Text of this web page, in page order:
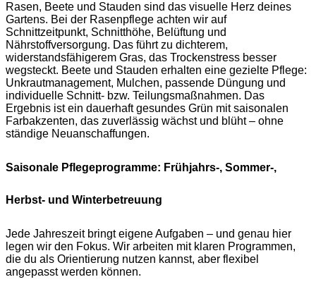
Rasen, Beete und Stauden sind das visuelle Herz deines
Gartens. Bei der Rasenpflege achten wir auf
Schnittzeitpunkt, Schnitthöhe, Belüftung und
Nährstoffversorgung. Das führt zu dichterem,
widerstandsfähigerem Gras, das Trockenstress besser
wegsteckt. Beete und Stauden erhalten eine gezielte Pflege:
Unkrautmanagement, Mulchen, passende Düngung und
individuelle Schnitt- bzw. Teilungsmaßnahmen. Das
Ergebnis ist ein dauerhaft gesundes Grün mit saisonalen
Farbakzenten, das zuverlässig wächst und blüht – ohne
ständige Neuanschaffungen.
Saisonale Pflegeprogramme: Frühjahrs-, Sommer-,
Herbst- und Winterbetreuung
Jede Jahreszeit bringt eigene Aufgaben – und genau hier
legen wir den Fokus. Wir arbeiten mit klaren Programmen,
die du als Orientierung nutzen kannst, aber flexibel
angepasst werden können.